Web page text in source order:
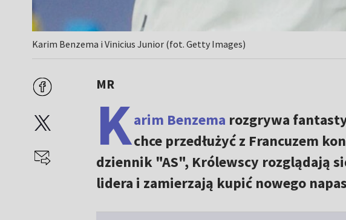
Karim Benzema i Vinicius Junior (fot. Getty Images)
MR
Karim Benzema rozgrywa
chce przedłużyć z Francuzem
dziennik "AS", Królewscy rozglądają
lidera i zamierzają kupić nowego